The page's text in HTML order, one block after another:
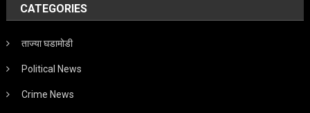
CATEGORIES
ताज्या घडामोडी
Political News
Crime News